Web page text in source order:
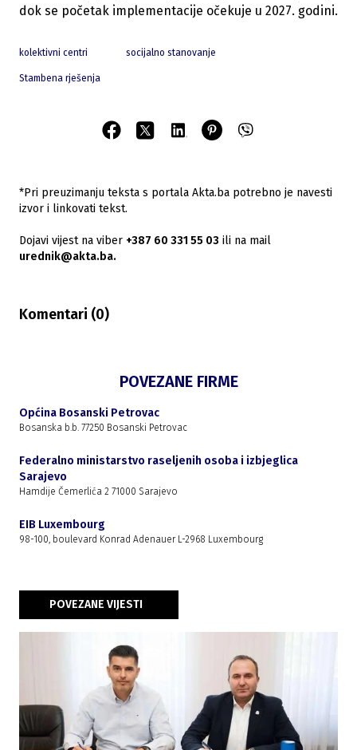
dok se početak implementacije očekuje u 2027. godini.
kolektivni centri socijalno stanovanje
Stambena rješenja
*Pri preuzimanju teksta s portala Akta.ba potrebno je navesti
izvor i linkovati tekst.
Dojavi vijest na viber +387 60 331 55 03 ili na mail
urednik@akta.ba.
Komentari (0)
POVEZANE FIRME
Općina Bosanski Petrovac
Bosanska b.b. 77250 Bosanski Petrovac
Federalno ministarstvo raseljenih osoba i izbjeglica
Sarajevo
Hamdije Čemerlića 2 71000 Sarajevo
EIB Luxembourg
98-100, boulevard Konrad Adenauer L-2968 Luxembourg
POVEZANE VIJESTI